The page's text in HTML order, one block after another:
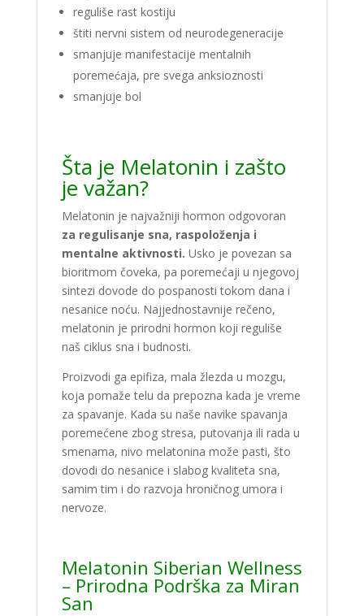
reguliše rast kostiju
štiti nervni sistem od neurodegeneracije
smanjuje manifestacije mentalnih
poremećaja, pre svega anksioznosti
smanjuje bol
Šta je Melatonin i zašto
je važan?
Melatonin je najvažniji hormon odgovoran
za regulisanje sna, raspoloženja i
mentalne aktivnosti. Usko je povezan sa
bioritmom čoveka, pa poremećaji u njegovoj
sintezi dovode do pospanosti tokom dana i
nesanice noću. Najjednostavnije rečeno,
melatonin je prirodni hormon koji reguliše
naš ciklus sna i budnosti.
Proizvodi ga epifiza, mala žlezda u mozgu,
koja pomaže telu da prepozna kada je vreme
za spavanje. Kada su naše navike spavanja
poremećene zbog stresa, putovanja ili rada u
smenama, nivo melatonina može pasti, što
dovodi do nesanice i slabog kvaliteta sna,
samim tim i do razvoja hroničnog umora i
nervoze.
Melatonin Siberian Wellness
– Prirodna Podrška za Miran
San